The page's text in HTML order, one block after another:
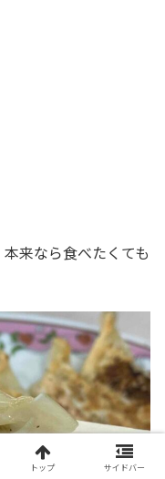
来なら食べたくても
トップ サイドバー